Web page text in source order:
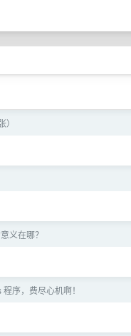
义在哪？
序，费尽心机啊！